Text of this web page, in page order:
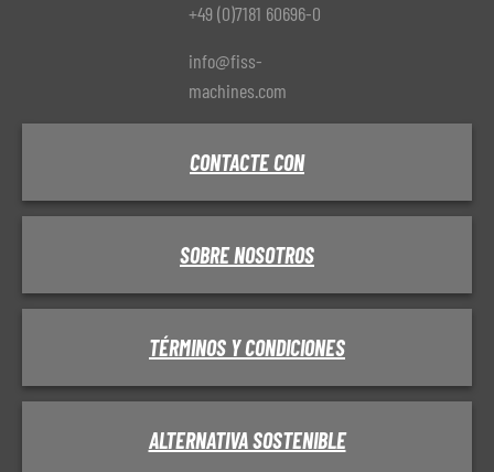
+49 (0)7181 60696-0
info@fiss-
machines.com
CONTACTE CON
SOBRE NOSOTROS
TÉRMINOS Y CONDICIONES
ALTERNATIVA SOSTENIBLE